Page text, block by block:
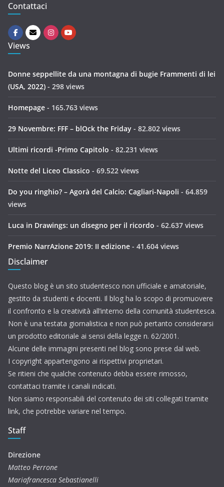
Contattaci
Views
Donne seppellite da una montagna di bugie Frammenti di lei
(USA, 2022) - 298 views
Homepage - 165.763 views
29 Novembre: FFF – blOck the Friday - 82.802 views
Ultimi ricordi -Primo Capitolo - 82.231 views
Notte del Liceo Classico - 69.522 views
Do you ringhio? – Agorà del Calcio: Cagliari-Napoli - 64.859
views
Luca in Drawings: un disegno per il ricordo - 62.637 views
Premio NarrAzione 2019: II edizione - 41.604 views
Disclaimer
Questo blog è un sito studentesco non ufficiale e amatoriale,
gestito da studenti e docenti. Il blog ha lo scopo di promuovere
il confronto e la creatività all’interno della comunità studentesca.
Non è una testata giornalistica e non può pertanto considerarsi
un prodotto editoriale ai sensi della legge n. 62/2001.
Alcune delle immagini presenti nel blog sono prese dal web.
I copyright appartengono ai rispettivi proprietari.
Se ritieni che qualche contenuto debba essere rimosso,
contattaci tramite i canali indicati.
Non siamo responsabili del contenuto dei siti collegati tramite
link, che potrebbe variare nel tempo.
Staff
Direzione
Matteo Perrone
Mariafrancesca Sebastianelli